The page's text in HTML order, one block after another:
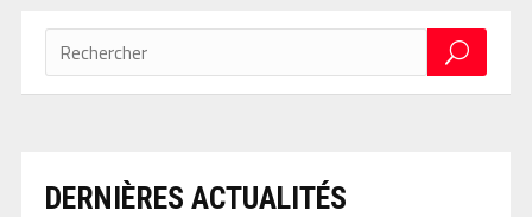
DERNIÈRES ACTUALITÉS